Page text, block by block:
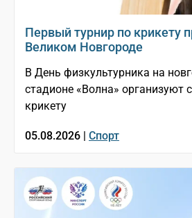
Первый турнир по крикету
Великом Новгороде
В День физкультурника на
стадионе «Волна» организуют
крикету
05.08.2026 | Спорт